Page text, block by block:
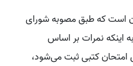
آن است که طبق مصوبه شورای
اینکه نمرات بر اساس
امتحان کتبی ثبت می‌شود،